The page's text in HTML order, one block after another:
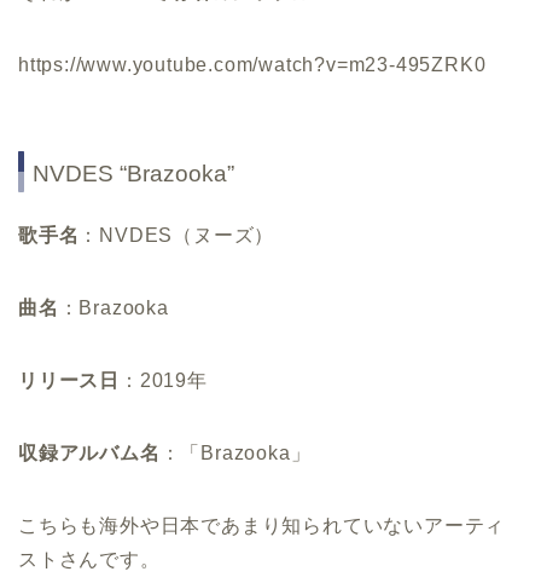
https://www.youtube.com/watch?v=m23-495ZRK0
NVDES “Brazooka”
歌手名 ：NVDES（ヌーズ）
曲名 ：Brazooka
リリース日 ：2019年
収録アルバム名 ：「Brazooka」
こちらも海外や日本であまり知られていないアーティ
ストさんです。